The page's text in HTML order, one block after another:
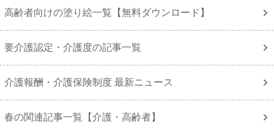
高齢者向けの塗り絵一覧【無料ダウンロード】
要介護認定・介護度の記事一覧
介護報酬・介護保険制度 最新ニュース
春の関連記事一覧【介護・高齢者】